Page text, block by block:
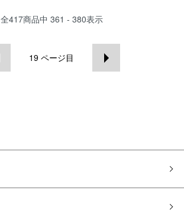
全417商品中 361 - 380表示
19 ページ目